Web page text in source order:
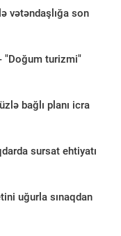
vətəndaşlığa son
"Doğum turizmi"
bağlı planı icra
sursat ehtiyatı
uğurla sınaqdan